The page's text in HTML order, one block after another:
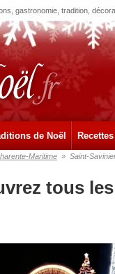
gastronomie, tradition,
de Noël
Maritime » Saint-
tous